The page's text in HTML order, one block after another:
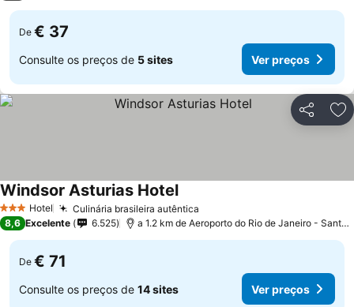
De € 37
Consulte os preços de 5 sites Ver preços
Partilhar
3 EstrelasHotel Culinária brasileira autêntica
Windsor Asturias Hotel
8,6 Excelente 6.525 a 1.2 km de Aeroporto do Rio de Janeiro - Santos Dumont
De € 71
Consulte os preços de 14 sites Ver preços